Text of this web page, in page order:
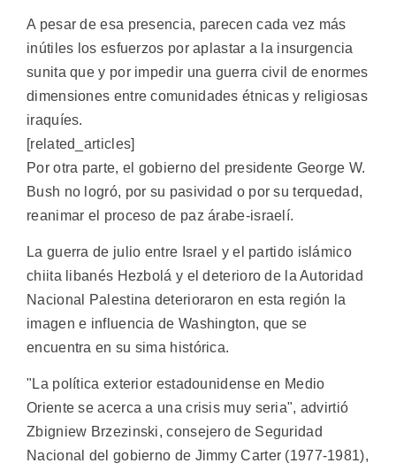
A pesar de esa presencia, parecen cada vez más
inútiles los esfuerzos por aplastar a la insurgencia
sunita que y por impedir una guerra civil de enormes
dimensiones entre comunidades étnicas y religiosas
iraquíes.
[related_articles]
Por otra parte, el gobierno del presidente George W.
Bush no logró, por su pasividad o por su terquedad,
reanimar el proceso de paz árabe-israelí.
La guerra de julio entre Israel y el partido islámico
chiita libanés Hezbolá y el deterioro de la Autoridad
Nacional Palestina deterioraron en esta región la
imagen e influencia de Washington, que se
encuentra en su sima histórica.
"La política exterior estadounidense en Medio
Oriente se acerca a una crisis muy seria", advirtió
Zbigniew Brzezinski, consejero de Seguridad
Nacional del gobierno de Jimmy Carter (1977-1981),